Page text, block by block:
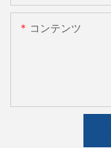
コンテンツ